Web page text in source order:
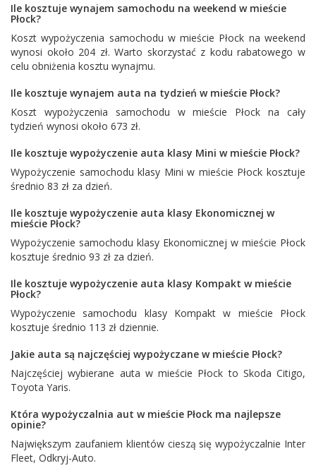
Ile kosztuje wynajem samochodu na weekend w mieście
Płock?
Koszt wypożyczenia samochodu w mieście Płock na weekend
wynosi około 204 zł. Warto skorzystać z kodu rabatowego w
celu obniżenia kosztu wynajmu.
Ile kosztuje wynajem auta na tydzień w mieście Płock?
Koszt wypożyczenia samochodu w mieście Płock na cały
tydzień wynosi około 673 zł.
Ile kosztuje wypożyczenie auta klasy Mini w mieście Płock?
Wypożyczenie samochodu klasy Mini w mieście Płock kosztuje
średnio 83 zł za dzień.
Ile kosztuje wypożyczenie auta klasy Ekonomicznej w
mieście Płock?
Wypożyczenie samochodu klasy Ekonomicznej w mieście Płock
kosztuje średnio 93 zł za dzień.
Ile kosztuje wypożyczenie auta klasy Kompakt w mieście
Płock?
Wypożyczenie samochodu klasy Kompakt w mieście Płock
kosztuje średnio 113 zł dziennie.
Jakie auta są najczęściej wypożyczane w mieście Płock?
Najczęściej wybierane auta w mieście Płock to Skoda Citigo,
Toyota Yaris.
Która wypożyczalnia aut w mieście Płock ma najlepsze
opinie?
Największym zaufaniem klientów cieszą się wypożyczalnie Inter
Fleet, Odkryj-Auto.